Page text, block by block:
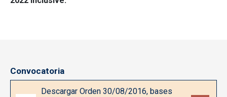
Convocatoria
Documento
Descargar Orden 30/08/2016, bases